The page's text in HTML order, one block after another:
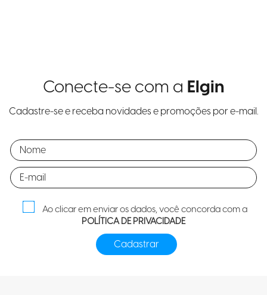
Conecte-se com a Elgin
Cadastre-se e receba novidades e promoções por e-mail.
Ao clicar em enviar os dados, você concorda com a
POLÍTICA DE PRIVACIDADE